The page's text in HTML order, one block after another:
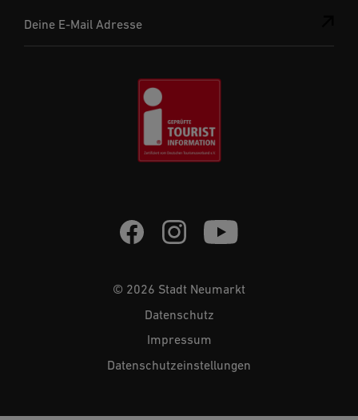
Deine E-Mail Adresse
© 2026 Stadt Neumarkt
Datenschutz
Impressum
Datenschutzeinstellungen